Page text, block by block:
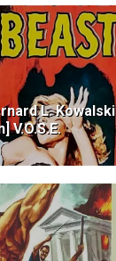
L. Kowalski
V.O.S.E.